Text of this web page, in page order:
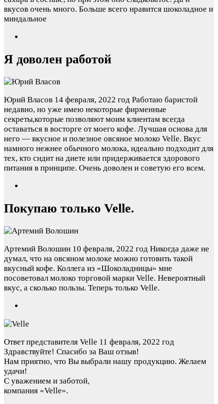
вкусов очень много. Больше всего нравится шоколадное и
миндальное
Я доволен работой
Юрий Власов 14 февраля, 2022 год Работаю баристой
недавно, но уже имею некоторые фирменные
секреты,которые позволяют моим клиентам всегда
оставаться в восторге от моего кофе. Лучшая основа для
него — вкусное и полезное овсяное молоко Velle. Вкус
намного нежнее обычного молока, идеально подходит для
тех, кто сидит на диете или придерживается здорового
питания в принципе. Очень доволен и советую его всем.
Покупаю только Velle.
Артемий Волошин 10 февраля, 2022 год Никогда даже не
думал, что на овсяном молоке можно готовить такой
вкусный кофе. Коллега из «Шоколадницы» мне
посоветовал молоко торговой марки Velle. Невероятный
вкус, а сколько пользы. Теперь только Velle.
Ответ представителя Velle 11 февраля, 2022 год
Здравствуйте! Спасибо за Ваш отзыв!
Нам приятно, что Вы выбрали нашу продукцию. Желаем
удачи!
С уважением и заботой,
компания «Velle».